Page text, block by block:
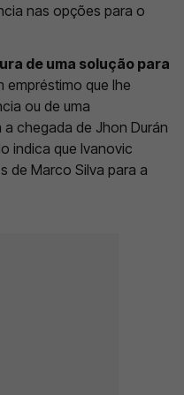
nas opções para o
de uma solução para
empréstimo que lhe
ou de uma
chegada de Jhon Durán
indica que Ivanovic
de Marco Silva para a